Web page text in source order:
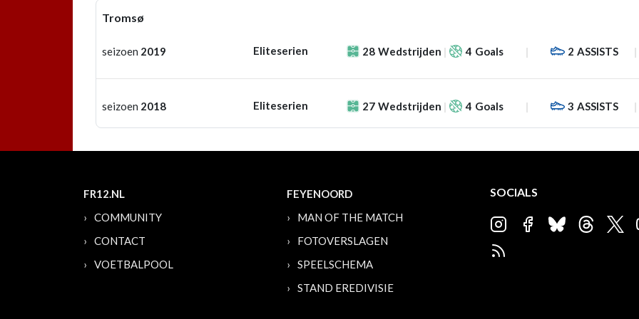
Tromsø
seizoen 2019 Eliteserien 28 Wedstrijden 4 Goals 2 ASSISTS
seizoen 2018 Eliteserien 27 Wedstrijden 4 Goals 3 ASSISTS
FR12.NL
COMMUNITY
CONTACT
VOETBALPOOL
FEYENOORD
MAN OF THE MATCH
FOTOVERSLAGEN
SPEELSCHEMA
STAND EREDIVISIE
SOCIALS